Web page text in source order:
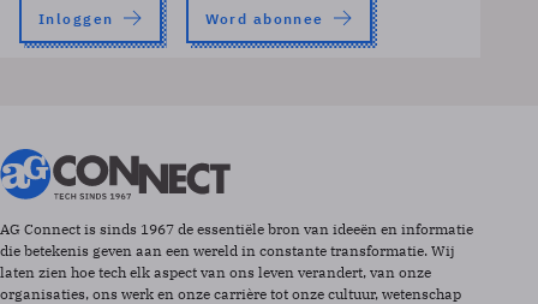
Inloggen Word abonnee
AG Connect is sinds 1967 de essentiële bron van ideeën en informatie
die betekenis geven aan een wereld in constante transformatie. Wij
laten zien hoe tech elk aspect van ons leven verandert, van onze
organisaties, ons werk en onze carrière tot onze cultuur, wetenschap